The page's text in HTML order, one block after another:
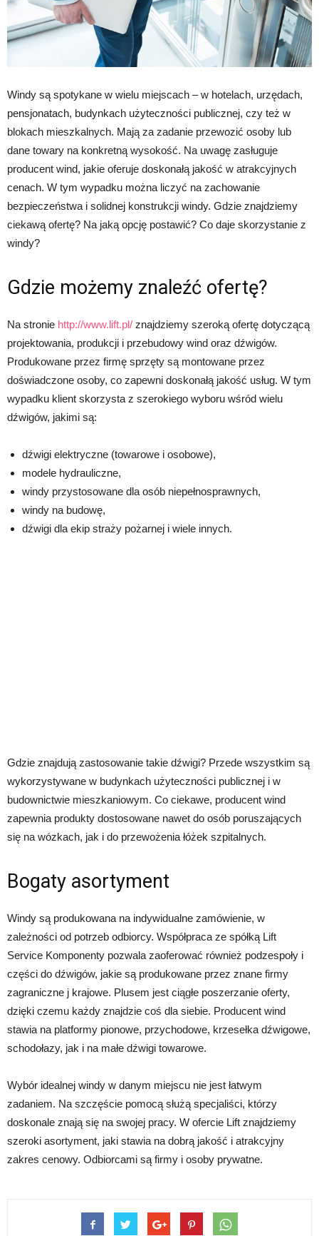
Windy są spotykane w wielu miejscach – w hotelach, urzędach,
pensjonatach, budynkach użyteczności publicznej, czy też w
blokach mieszkalnych. Mają za zadanie przewozić osoby lub
dane towary na konkretną wysokość. Na uwagę zasługuje
producent wind, jakie oferuje doskonałą jakość w atrakcyjnych
cenach. W tym wypadku można liczyć na zachowanie
bezpieczeństwa i solidnej konstrukcji windy. Gdzie znajdziemy
ciekawą ofertę? Na jaką opcję postawić? Co daje skorzystanie z
windy?
Gdzie możemy znaleźć ofertę?
Na stronie http://www.lift.pl/ znajdziemy szeroką ofertę dotyczącą
projektowania, produkcji i przebudowy wind oraz dźwigów.
Produkowane przez firmę sprzęty są montowane przez
doświadczone osoby, co zapewni doskonałą jakość usług. W tym
wypadku klient skorzysta z szerokiego wyboru wśród wielu
dźwigów, jakimi są:
dźwigi elektryczne (towarowe i osobowe),
modele hydrauliczne,
windy przystosowane dla osób niepełnosprawnych,
windy na budowę,
dźwigi dla ekip straży pożarnej i wiele innych.
Gdzie znajdują zastosowanie takie dźwigi? Przede wszystkim są
wykorzystywane w budynkach użyteczności publicznej i w
budownictwie mieszkaniowym. Co ciekawe, producent wind
zapewnia produkty dostosowane nawet do osób poruszających
się na wózkach, jak i do przewożenia łóżek szpitalnych.
Bogaty asortyment
Windy są produkowana na indywidualne zamówienie, w
zależności od potrzeb odbiorcy. Współpraca ze spółką Lift
Service Komponenty pozwala zaoferować również podzespoły i
części do dźwigów, jakie są produkowane przez znane firmy
zagraniczne j krajowe. Plusem jest ciągłe poszerzanie oferty,
dzięki czemu każdy znajdzie coś dla siebie. Producent wind
stawia na platformy pionowe, przychodowe, krzesełka dźwigowe,
schodołazy, jak i na małe dźwigi towarowe.
Wybór idealnej windy w danym miejscu nie jest łatwym
zadaniem. Na szczęście pomocą służą specjaliści, którzy
doskonale znają się na swojej pracy. W ofercie Lift znajdziemy
szeroki asortyment, jaki stawia na dobrą jakość i atrakcyjny
zakres cenowy. Odbiorcami są firmy i osoby prywatne.